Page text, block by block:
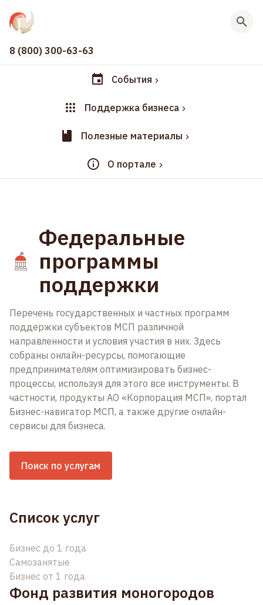
8 (800) 300-63-63
События
Поддержка бизнеса
Полезные материалы
О портале
Федеральные
программы
поддержки
Перечень государственных и частных программ
поддержки субъектов МСП различной
направленности и условия участия в них. Здесь
собраны онлайн-ресурсы, помогающие
предпринимателям оптимизировать бизнес-
процессы, используя для этого все инструменты. В
частности, продукты АО «Корпорация МСП», портал
Бизнес-навигатор МСП, а также другие онлайн-
сервисы для бизнеса.
Поиск по услугам
Список услуг
Бизнес до 1 года
Самозанятые
Бизнес от 1 года
Фонд развития моногородов